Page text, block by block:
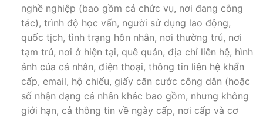
nghề nghiệp (bao gồm cả chức vụ, nơi đang công
tác), trình độ học vấn, người sử dụng lao động,
quốc tịch, tình trạng hôn nhân, nơi thường trú, nơi
tạm trú, nơi ở hiện tại, quê quán, địa chỉ liên hệ, hình
ảnh của cá nhân, điện thoại, thông tin liên hệ khẩn
cấp, email, hộ chiếu, giấy căn cước công dân (hoặc
số nhận dạng cá nhân khác bao gồm, nhưng không
giới hạn, cả thông tin về ngày cấp, nơi cấp và cơ